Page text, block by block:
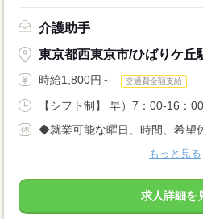
介護助手
東京都西東京市/ひばりケ丘
時給1,800円～ 交通費全額支給
【シフト制】 早）7：00-16：
◆就業可能な曜日、時間、希望
もっと見る
求人詳細を